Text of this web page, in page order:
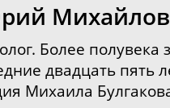
Более полувека
двадцать пять
Михаила